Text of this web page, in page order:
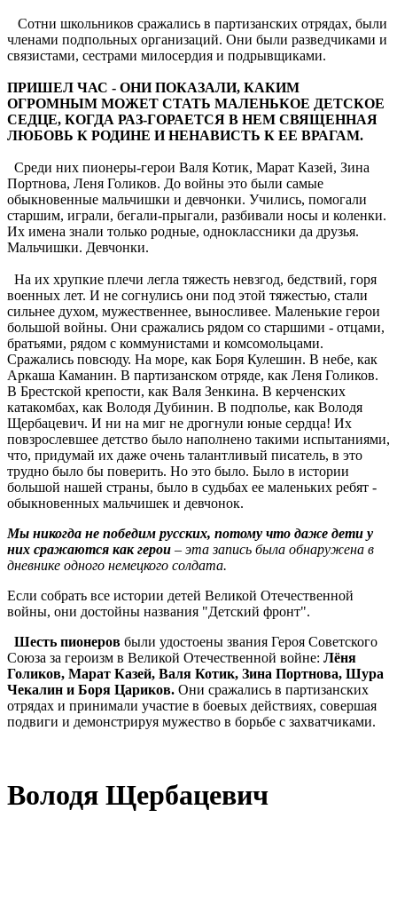
Сотни школьников сражались в партизанских отрядах, были
членами подпольных организаций. Они были разведчиками и
связистами, сестрами милосердия и подрывщиками.
ПРИШЕЛ ЧАС - ОНИ ПОКАЗАЛИ, КАКИМ
ОГРОМНЫМ МОЖЕТ СТАТЬ МАЛЕНЬКОЕ ДЕТСКОЕ
СЕДЦЕ, КОГДА РАЗ-ГОРАЕТСЯ В НЕМ СВЯЩЕННАЯ
ЛЮБОВЬ К РОДИНЕ И НЕНАВИСТЬ К ЕЕ ВРАГАМ.
Среди них пионеры-герои Валя Котик, Марат Казей, Зина
Портнова, Леня Голиков. До войны это были самые
обыкновенные мальчишки и девчонки. Учились, помогали
старшим, играли, бегали-прыгали, разбивали носы и коленки.
Их имена знали только родные, одноклассники да друзья.
Мальчишки. Девчонки.
На их хрупкие плечи легла тяжесть невзгод, бедствий, горя
военных лет. И не согнулись они под этой тяжестью, стали
сильнее духом, мужественнее, выносливее. Маленькие герои
большой войны. Они сражались рядом со старшими - отцами,
братьями, рядом с коммунистами и комсомольцами.
Сражались повсюду. На море, как Боря Кулешин. В небе, как
Аркаша Каманин. В партизанском отряде, как Леня Голиков.
В Брестской крепости, как Валя Зенкина. В керченских
катакомбах, как Володя Дубинин. В подполье, как Володя
Щербацевич. И ни на миг не дрогнули юные сердца! Их
повзрослевшее детство было наполнено такими испытаниями,
что, придумай их даже очень талантливый писатель, в это
трудно было бы поверить. Но это было. Было в истории
большой нашей страны, было в судьбах ее маленьких ребят -
обыкновенных мальчишек и девчонок.
Мы никогда не победим русских, потому что даже дети у
них сражаются как герои – эта запись была обнаружена в
дневнике одного немецкого солдата.
Если собрать все истории детей Великой Отечественной
войны, они достойны названия "Детский фронт".
Шесть пионеров были удостоены звания Героя Советского
Союза за героизм в Великой Отечественной войне: Лёня
Голиков, Марат Казей, Валя Котик, Зина Портнова, Шура
Чекалин и Боря Цариков. Они сражались в партизанских
отрядах и принимали участие в боевых действиях, совершая
подвиги и демонстрируя мужество в борьбе с захватчиками.
Володя Щербацевич